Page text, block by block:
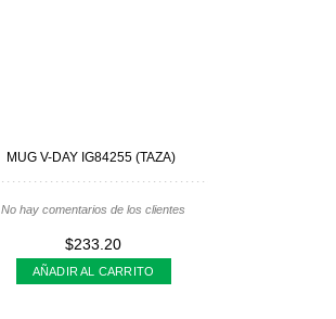
MUG V-DAY IG84255 (TAZA)
No hay comentarios de los clientes
$233.20
AÑADIR AL CARRITO